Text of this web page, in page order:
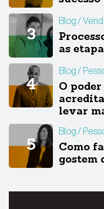
Blog
as
Blog
O
levar
Blog
Como
gostem